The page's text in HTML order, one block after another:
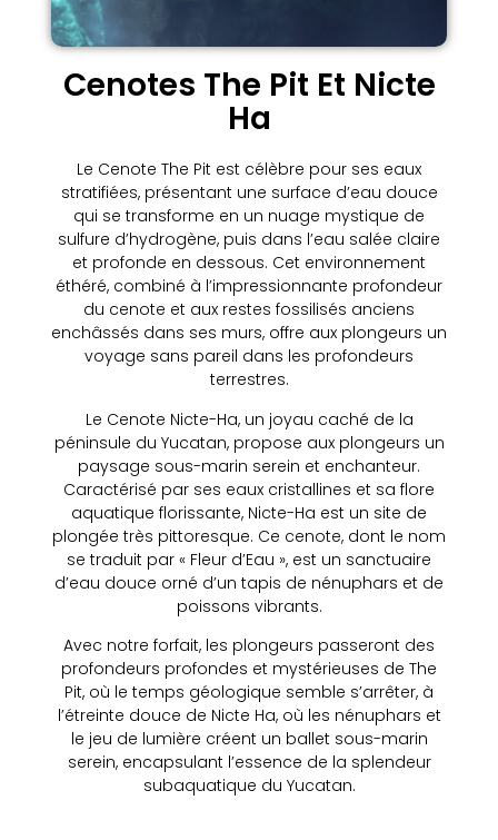
Cenotes The Pit Et Nicte
Ha
Le Cenote The Pit est célèbre pour ses eaux
stratifiées, présentant une surface d’eau douce
qui se transforme en un nuage mystique de
sulfure d’hydrogène, puis dans l’eau salée claire
et profonde en dessous. Cet environnement
éthéré, combiné à l’impressionnante profondeur
du cenote et aux restes fossilisés anciens
enchâssés dans ses murs, offre aux plongeurs un
voyage sans pareil dans les profondeurs
terrestres.
Le Cenote Nicte-Ha, un joyau caché de la
péninsule du Yucatan, propose aux plongeurs un
paysage sous-marin serein et enchanteur.
Caractérisé par ses eaux cristallines et sa flore
aquatique florissante, Nicte-Ha est un site de
plongée très pittoresque. Ce cenote, dont le nom
se traduit par « Fleur d’Eau », est un sanctuaire
d’eau douce orné d’un tapis de nénuphars et de
poissons vibrants.
Avec notre forfait, les plongeurs passeront des
profondeurs profondes et mystérieuses de The
Pit, où le temps géologique semble s’arrêter, à
l’étreinte douce de Nicte Ha, où les nénuphars et
le jeu de lumière créent un ballet sous-marin
serein, encapsulant l’essence de la splendeur
subaquatique du Yucatan.